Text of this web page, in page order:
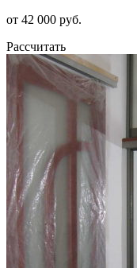
от 42 000 руб.
Рассчитать